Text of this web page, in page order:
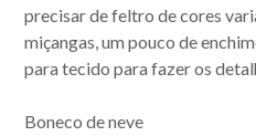
precisar de feltro de cores
miçangas, um pouco de
para tecido para fazer os
Boneco de neve